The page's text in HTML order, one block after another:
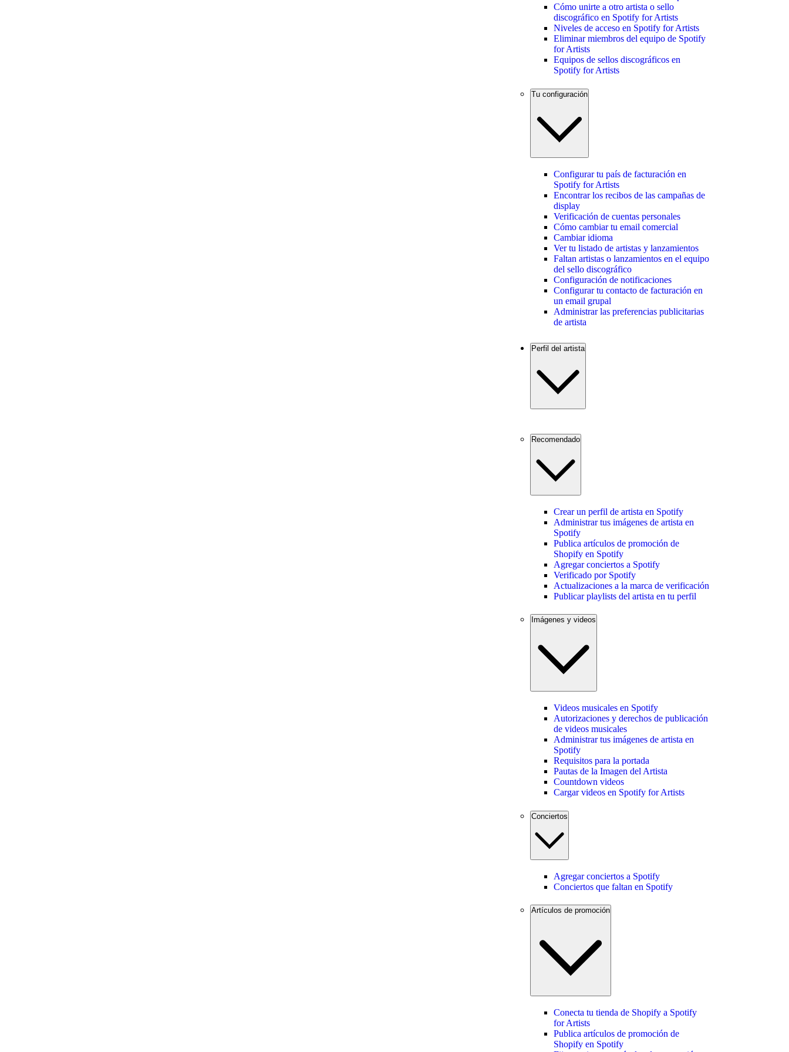
Cómo unirte a otro artista o sello
discográfico en Spotify for Artists
Niveles de acceso en Spotify for Artists
Eliminar miembros del equipo de Spotify
for Artists
Equipos de sellos discográficos en
Spotify for Artists
Tu configuración
Configurar tu país de facturación en
Spotify for Artists
Encontrar los recibos de las campañas de
display
Verificación de cuentas personales
Cómo cambiar tu email comercial
Cambiar idioma
Ver tu listado de artistas y lanzamientos
Faltan artistas o lanzamientos en el equipo
del sello discográfico
Configuración de notificaciones
Configurar tu contacto de facturación en
un email grupal
Administrar las preferencias publicitarias
de artista
Perfil del artista
Recomendado
Crear un perfil de artista en Spotify
Administrar tus imágenes de artista en
Spotify
Publica artículos de promoción de
Shopify en Spotify
Agregar conciertos a Spotify
Verificado por Spotify
Actualizaciones a la marca de verificación
Publicar playlists del artista en tu perfil
Imágenes y videos
Videos musicales en Spotify
Autorizaciones y derechos de publicación
de videos musicales
Administrar tus imágenes de artista en
Spotify
Requisitos para la portada
Pautas de la Imagen del Artista
Countdown videos
Cargar videos en Spotify for Artists
Conciertos
Agregar conciertos a Spotify
Conciertos que faltan en Spotify
Artículos de promoción
Conecta tu tienda de Shopify a Spotify
for Artists
Publica artículos de promoción de
Shopify en Spotify